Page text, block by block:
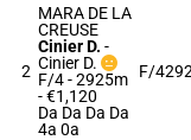
2
MARA DE LA
CREUSE
Cinier D. -
Cinier D.
F/4 - 2925m
- €1,120
Da Da Da Da
4a 0a
F/4